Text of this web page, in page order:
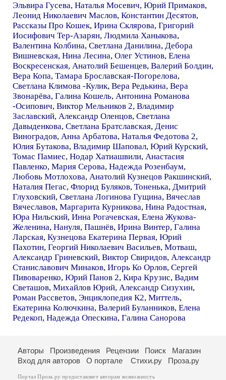
Эльвира Гусева, Наталья Мосевич, Юрий Примаков,
Леонид Николаевич Маслов, Константин Десятов,
Рассказы Про Кошек, Ирина Склярова, Григорий
Иосифович Тер-Азарян, Людмила Ханыкова,
Валентина Колбина, Светлана Данилина, Дебора
Вишневская, Нина Лесина, Олег Устинов, Елена
Воскресенская, Анатолий Бешенцев, Валерий Болдин,
Вера Копа, Тамара Брославская-Погорелова,
Светлана Климова -Кулик, Вера Редькина, Вера
Звонарёва, Галина Кошель, Антонина Романова
-Осипович, Виктор Мельников 2, Владимир
Заславский, Александр Оленцов, Светлана
Давыденкова, Светлана Братславская, Денис
Виноградов, Анна Арбатова, Наталья Федотова 2,
Юлия Бутакова, Владимир Шаповал, Юрий Курский,
Томас Памиес, Нодар Хатиашвили, Анастасия
Павленко, Мария Серова, Надежда Розенбаум,
Любовь Мотлохова, Анатолий Кузнецов Ракшинский,
Наталия Пегас, Флорид Буляков, Тоненька, Дмитрий
Глуховский, Светлана Логинова Гущина, Вячеслав
Вячеславов, Маргарита Курникова, Нина Радостная,
Юра Нильский, Инна Рогачевская, Елена Жукова-
Желенина, Нануля, Пашнёв, Ирина Винтер, Галина
Ларская, Кузнецова Екатерина Первая, Юрий
Пахотин, Георгий Николаевич Васильев, Мотваш,
Александр Гриневский, Виктор Свиридов, Александр
Станиславович Минаков, Игорь Ко Орлов, Сергей
Пивоваренко, Юрий Панов 2, Кира Крузис, Вадим
Светашов, Михайлов Юрий, Александр Сизухин,
Роман Рассветов, Энциклопедия К2, Миттель,
Екатерина Колючкина, Валерий Буланников, Елена
Редекоп, Надежда Опескина, Галина Санорова
Авторы Произведения Рецензии Поиск
Магазин
Вход для авторов
О портале Стихи.ру Проза.ру
Портал Проза.ру предоставляет авторам возможность